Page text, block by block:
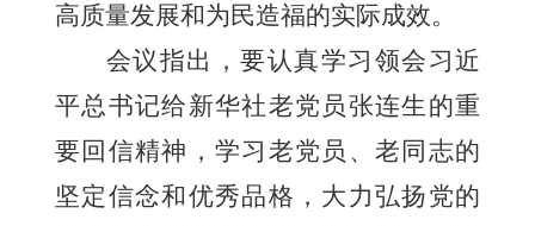
高质量发展和为民造福的实际成效。
会议指出，要认真学习领会习近
平总书记给新华社老党员张连生的重
要回信精神，学习老党员、老同志的
坚定信念和优秀品格，大力弘扬党的